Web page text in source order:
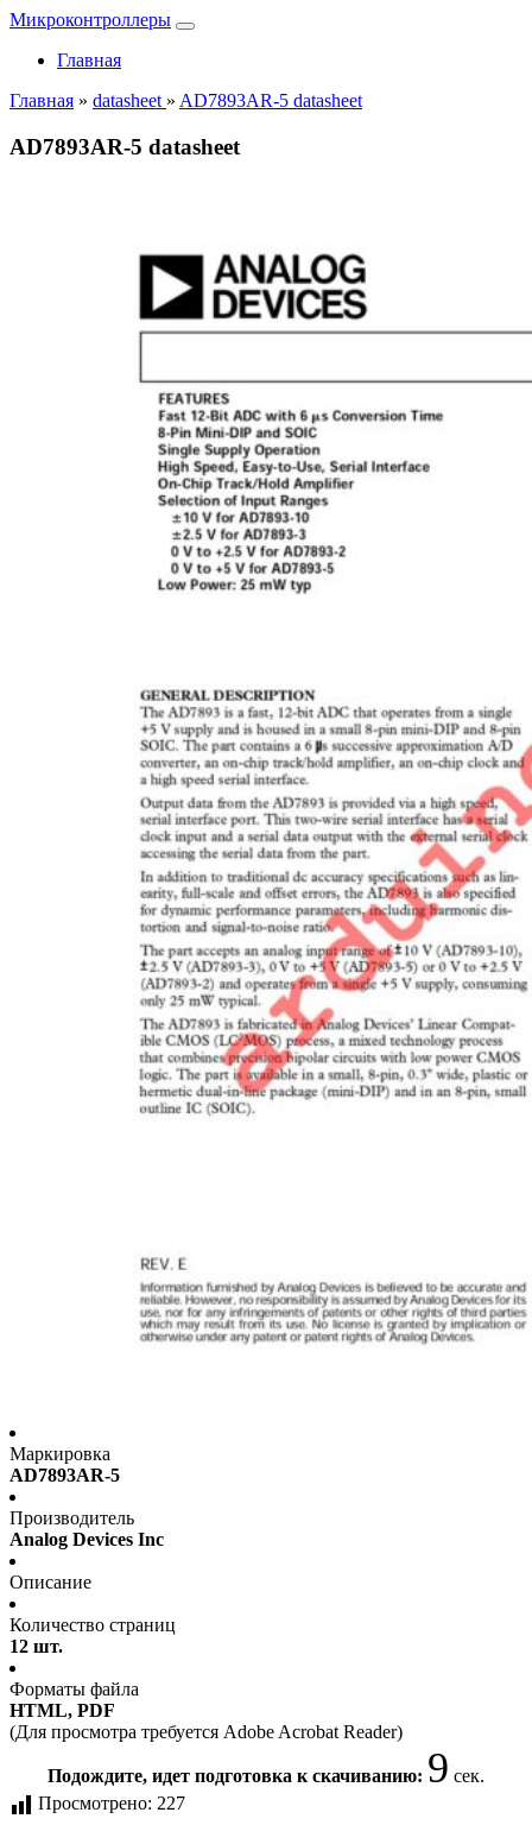
Микроконтроллеры
Главная
Главная » datasheet » AD7893AR-5 datasheet
AD7893AR-5 datasheet
Маркировка
AD7893AR-5
Производитель
Analog Devices Inc
Описание
Количество страниц
12 шт.
Форматы файла
HTML, PDF
(Для просмотра требуется Adobe Acrobat Reader)
Подождите, идет подготовка к скачиванию: 9 сек.
Просмотрено: 227